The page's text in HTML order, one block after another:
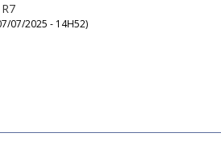
07/2025 - 14H52)